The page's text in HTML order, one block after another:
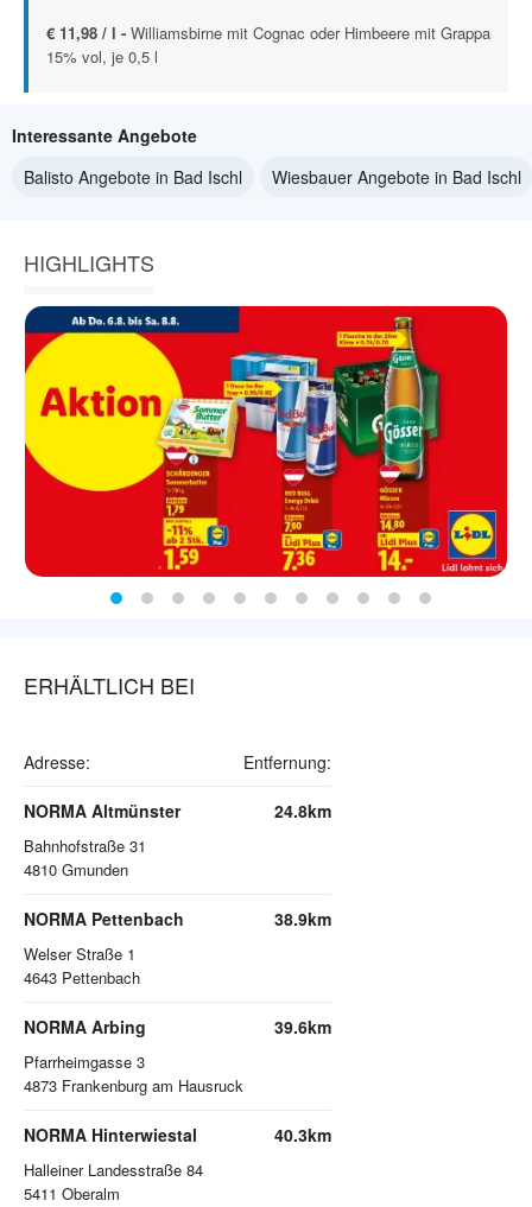
€ 11,98 / l - Williamsbirne mit Cognac oder Himbeere mit Grappa
15% vol, je 0,5 l
Interessante Angebote
Balisto Angebote in Bad Ischl
Wiesbauer Angebote in Bad Ischl
HIGHLIGHTS
ERHÄLTLICH BEI
Adresse: Entfernung:
NORMA Altmünster
Bahnhofstraße 31
4810 Gmunden
24.8km
NORMA Pettenbach
Welser Straße 1
4643 Pettenbach
38.9km
NORMA Arbing
Pfarrheimgasse 3
4873 Frankenburg am Hausruck
39.6km
NORMA Hinterwiestal
Halleiner Landesstraße 84
5411 Oberalm
40.3km